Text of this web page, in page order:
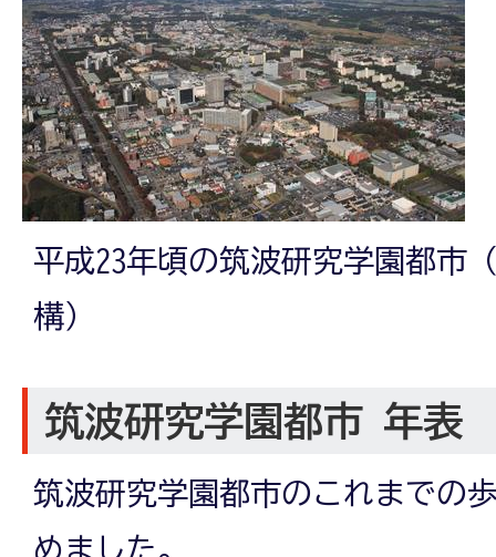
平成23年頃の筑波研究学園都市
構）
筑波研究学園都市 年表
筑波研究学園都市のこれまでの
めました。